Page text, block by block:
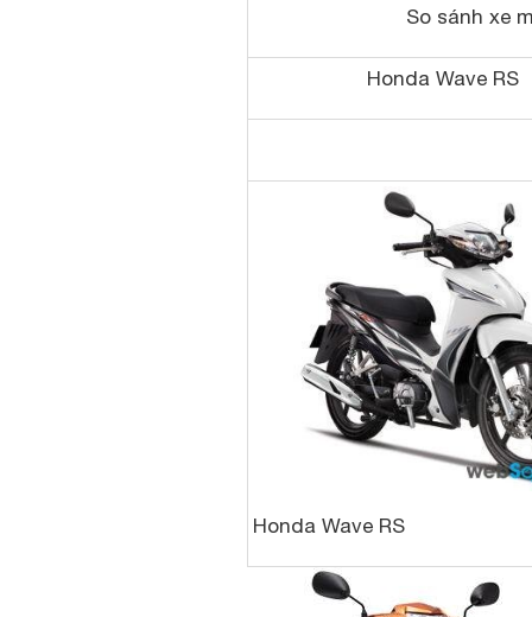
So sánh xe
Honda Wave RS
Honda Wave RS